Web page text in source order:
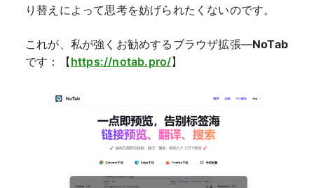
り替えによって思考を妨げられたくないのです。
これが、私が強くお勧めするブラウザ拡張—NoTab
です：【https://notab.pro/】